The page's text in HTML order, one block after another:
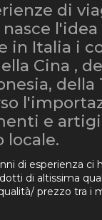
di
l'idea
in Italia i
Cina ,
della
e
locale.
di esperienza ci
di altissima
prezzo tra i